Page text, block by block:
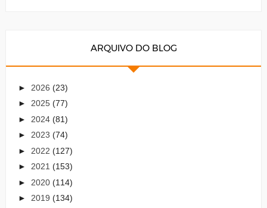
ARQUIVO DO BLOG
► 2026 (23)
► 2025 (77)
► 2024 (81)
► 2023 (74)
► 2022 (127)
► 2021 (153)
► 2020 (114)
► 2019 (134)